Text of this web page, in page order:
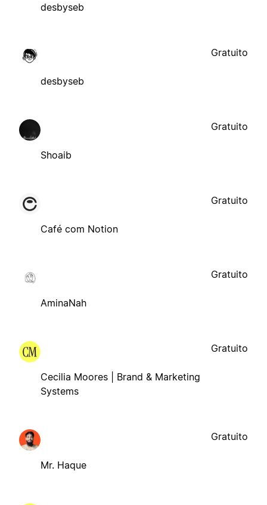
desbyseb
desbyseb
Gratuito
Shoaib
Gratuito
Café com Notion
Gratuito
AminaNah
Gratuito
Cecilia Moores | Brand & Marketing
Systems
Gratuito
Mr. Haque
Gratuito